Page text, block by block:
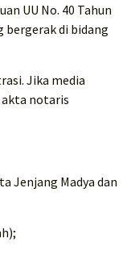
UU No. 40 Tahun
bergerak di bidang
Jika media
notaris
Jenjang Madya dan